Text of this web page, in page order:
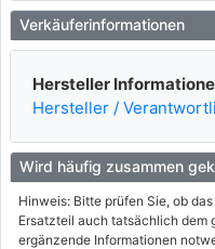
Verkäuferinformationen
Hersteller
Hersteller /
Wird häufig zusammen
Hinweis: Bitte prüfen Sie, ob
Ersatzteil auch tatsächlich dem
ergänzende Informationen